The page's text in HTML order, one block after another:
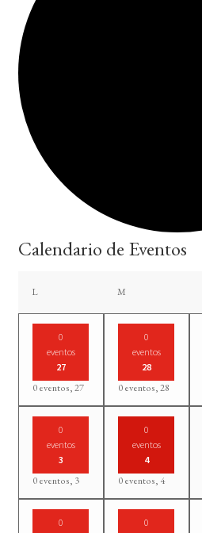
Calendario de Eventos
Llunes Mmartes
0
eventos
27
0 eventos,27
0
eventos
28
0 eventos,28
0
eventos
3
0 eventos, 3
0
eventos
4
0 eventos, 4
0
0